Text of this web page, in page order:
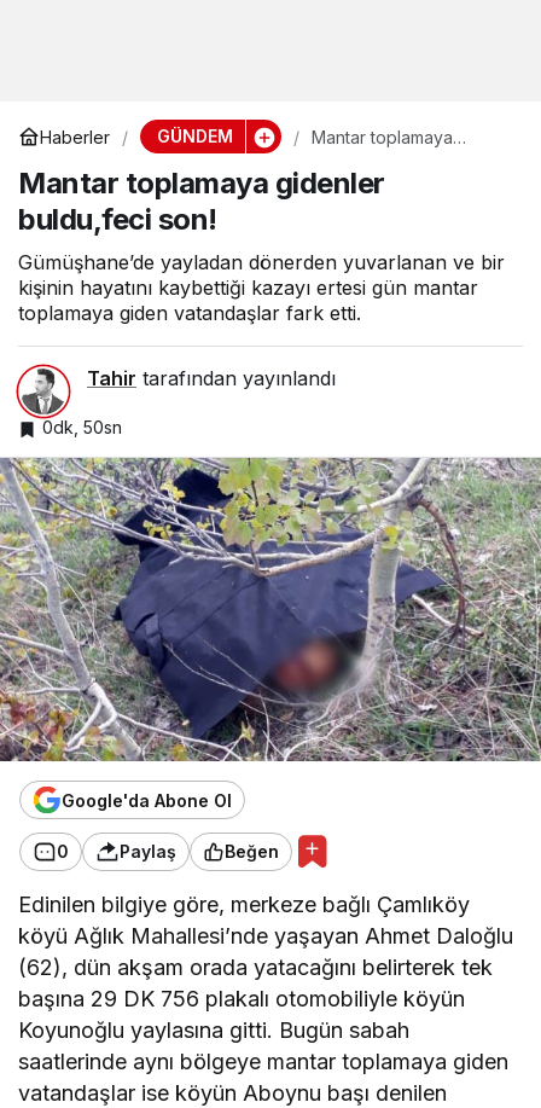
Haberler GÜNDEM
Mantar toplamaya
Mantar toplamaya gidenler
buldu,feci son!
Gümüşhane’de yayladan dönerden yuvarlanan ve bir
kişinin hayatını kaybettiği kazayı ertesi gün mantar
toplamaya giden vatandaşlar fark etti.
Tahir tarafından yayınlandı
0dk, 50sn
Google'da Abone Ol
0 Paylaş Beğen
Edinilen bilgiye göre, merkeze bağlı Çamlıköy
köyü Ağlık Mahallesi’nde yaşayan Ahmet Daloğlu
(62), dün akşam orada yatacağını belirterek tek
başına 29 DK 756 plakalı otomobiliyle köyün
Koyunoğlu yaylasına gitti. Bugün sabah
saatlerinde aynı bölgeye mantar toplamaya giden
vatandaşlar ise köyün Aboynu başı denilen